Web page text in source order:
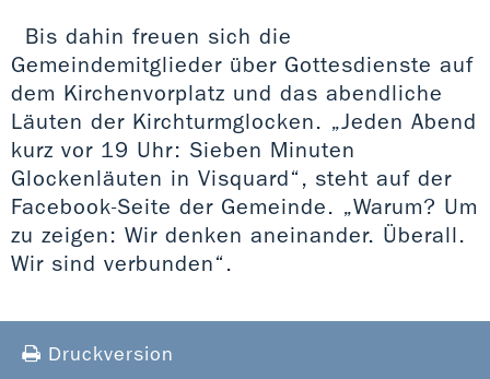
Bis dahin freuen sich die
Gemeindemitglieder über Gottesdienste auf
dem Kirchenvorplatz und das abendliche
Läuten der Kirchturmglocken. „Jeden Abend
kurz vor 19 Uhr: Sieben Minuten
Glockenläuten in Visquard“, steht auf der
Facebook-Seite der Gemeinde. „Warum? Um
zu zeigen: Wir denken aneinander. Überall.
Wir sind verbunden“.
Druckversion